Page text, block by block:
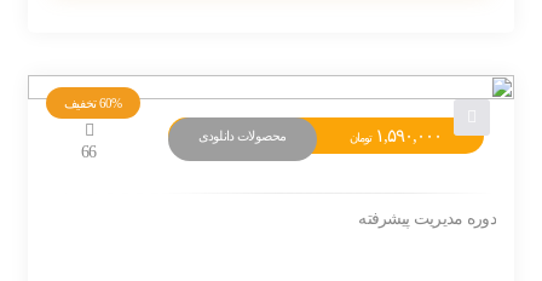
60% تخفیف
۱,۵۹۰,۰۰۰ تومان محصولات دانلودی
66
دوره مدیریت پیشرفته